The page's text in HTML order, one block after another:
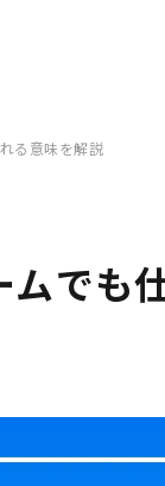
る意味を解説
でも